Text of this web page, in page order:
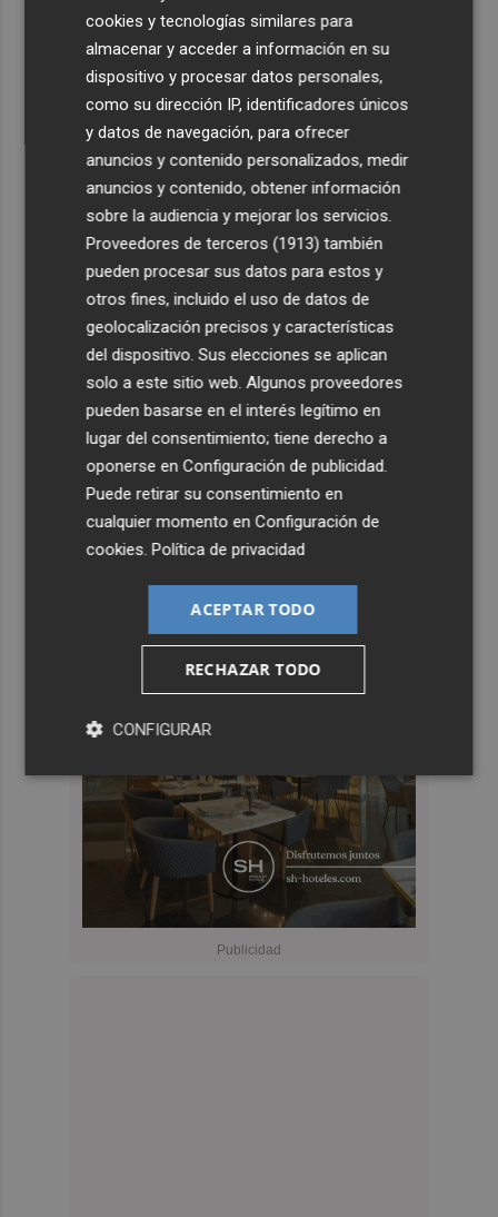
cookies y tecnologías similares para
almacenar y acceder a información en su
dispositivo y procesar datos personales,
como su dirección IP, identificadores únicos
y datos de navegación, para ofrecer
anuncios y contenido personalizados, medir
anuncios y contenido, obtener información
sobre la audiencia y mejorar los servicios.
Proveedores de terceros (1913) también
pueden procesar sus datos para estos y
otros fines, incluido el uso de datos de
geolocalización precisos y características
del dispositivo. Sus elecciones se aplican
solo a este sitio web. Algunos proveedores
pueden basarse en el interés legítimo en
lugar del consentimiento; tiene derecho a
oponerse enConfiguración de publicidad.
Puede retirar su consentimiento en
cualquier momento enConfiguración de
cookies.Política de privacidad
ACEPTAR TODO
RECHAZAR TODO
CONFIGURAR